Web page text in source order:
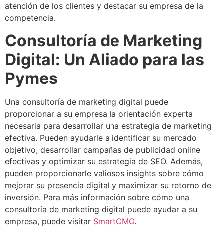
atención de los clientes y destacar su empresa de la
competencia.
Consultoría de Marketing
Digital: Un Aliado para las
Pymes
Una consultoría de marketing digital puede
proporcionar a su empresa la orientación experta
necesaria para desarrollar una estrategia de marketing
efectiva. Pueden ayudarle a identificar su mercado
objetivo, desarrollar campañas de publicidad online
efectivas y optimizar su estrategia de SEO. Además,
pueden proporcionarle valiosos insights sobre cómo
mejorar su presencia digital y maximizar su retorno de
inversión. Para más información sobre cómo una
consultoría de marketing digital puede ayudar a su
empresa, puede visitar SmartCMO.